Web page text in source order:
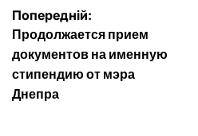
Навігація
записів
Попередній:
Продолжается прием
документов на именную
стипендию от мэра
Днепра